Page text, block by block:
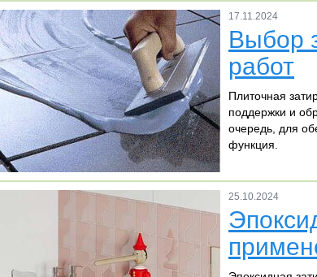
17.11.2024
Выбор
работ
Плиточная
поддержки и
очередь, для
функция.
25.10.2024